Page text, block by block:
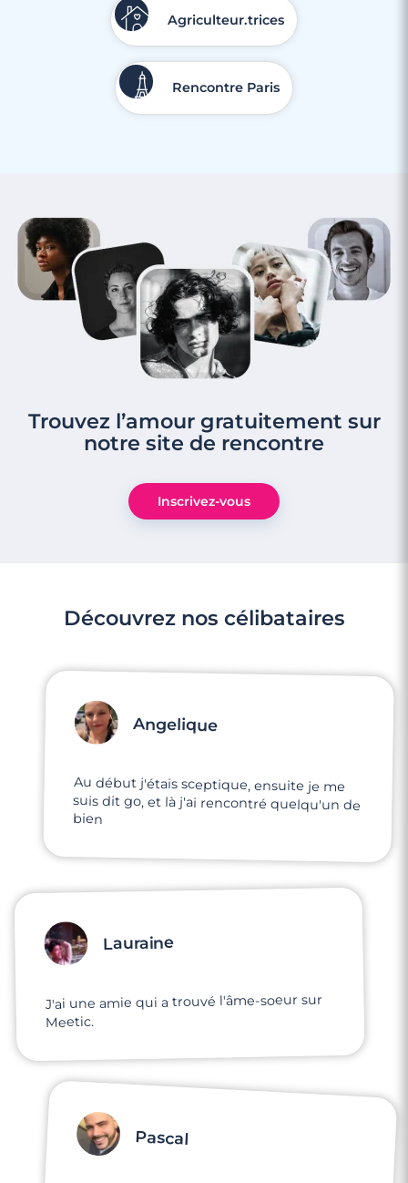
Agriculteur.trices
Rencontre Paris
Trouvez l’amour gratuitement sur
notre site de rencontre
Inscrivez-vous
Découvrez nos célibataires
Angelique
Au début j'étais sceptique, ensuite je me
suis dit go, et là j'ai rencontré quelqu'un de
bien
Lauraine
J'ai une amie qui a trouvé l'âme-soeur sur
Meetic.
Pascal